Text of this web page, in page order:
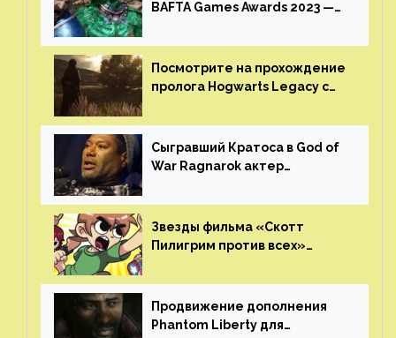
BAFTA Games Awards 2023 —
получила шесть наград
Посмотрите на прохождение
пролога Hogwarts Legacy с
GamesVoice показала первые
результаты своего труда
Сыгравший Кратоса в God of
War Ragnarok актер
игроков прекратить
консольные войны
Звезды фильма «Скотт
Пилигрим против всех»
аниме от Netflix
Продвижение дополнения
Phantom Liberty для